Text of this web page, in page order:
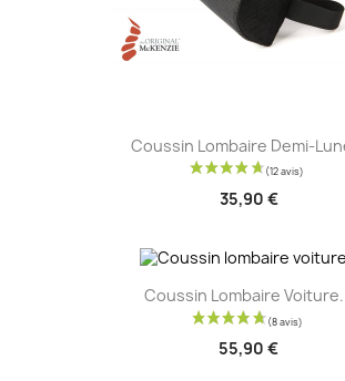
Coussin Lombaire Demi-
35,90 €
Coussin Lombaire
55,90 €